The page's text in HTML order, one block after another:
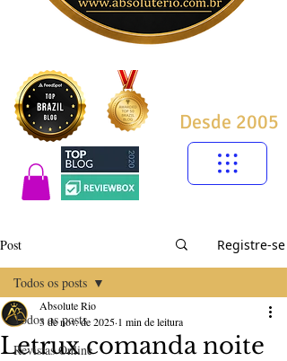
Desde 2005
Post Registre-se
Todos os posts
Revistas Online
Todos os posts
Letrux comanda noite
Absolute Rio
3 de nov. de 2025 1 min de leitura